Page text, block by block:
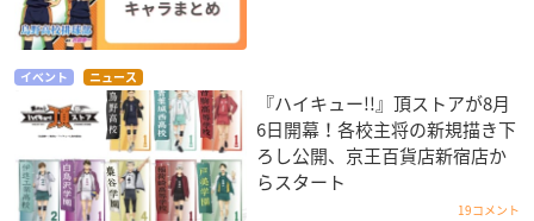
イベント ニュース
『ハイキュー!!』頂ストアが8月
6日開幕！各校主将の新規描き下
ろし公開、京王百貨店新宿店か
らスタート
19コメント